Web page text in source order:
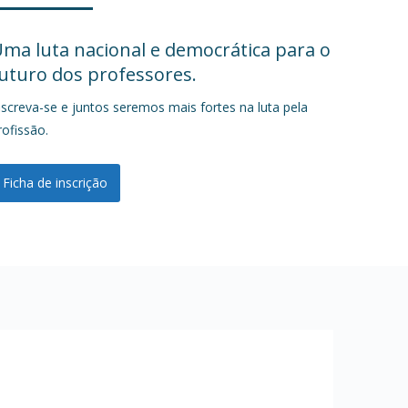
luta nacional e democrática para o
dos professores.
se e juntos seremos mais fortes na luta pela
Ficha de inscrição